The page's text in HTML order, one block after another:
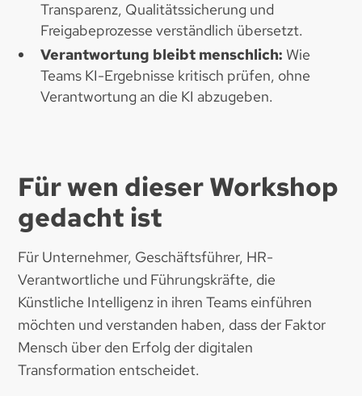
Transparenz, Qualitätssicherung und
Freigabeprozesse verständlich übersetzt.
Verantwortung bleibt menschlich: Wie
Teams KI-Ergebnisse kritisch prüfen, ohne
Verantwortung an die KI abzugeben.
Für wen dieser Workshop
gedacht ist
Für Unternehmer, Geschäftsführer, HR-
Verantwortliche und Führungskräfte, die
Künstliche Intelligenz in ihren Teams einführen
möchten und verstanden haben, dass der Faktor
Mensch über den Erfolg der digitalen
Transformation entscheidet.